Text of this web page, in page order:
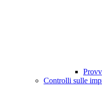
Controlli sulle